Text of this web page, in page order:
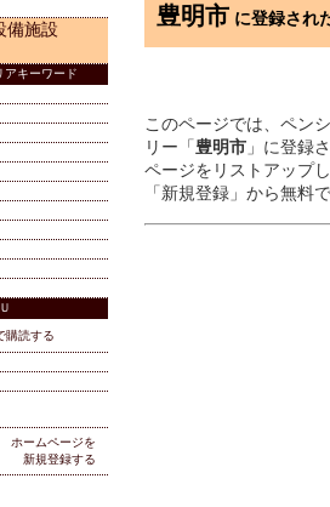
豊明市 に登録され
このページでは、ペン
リー「豊明市 」に登録
ページをリストアップ
「新規登録」から無料
備施設
アキーワード
購読する
ホームページを
新規登録する